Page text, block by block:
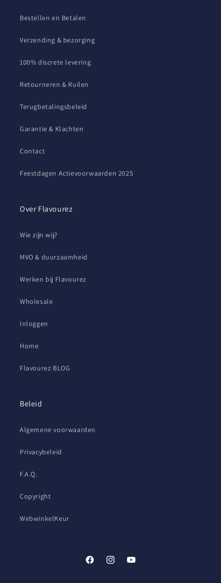
Bestellen en Betalen
Verzending & bezorging
100% discrete levering
Retourneren & Ruilen
Terugbetalingsbeleid
Garantie & Klachten
Contact
Feestdagen Actievoorwaarden 2025
Over Flavourez
Wie zijn wij?
MVO & duurzaamheid
Werken bij Flavourez
Wholesale
Inloggen
Home
Flavourez BLOG
Beleid
Algemene voorwaarden
Privacybeleid
F.A.Q.
Copyright
WebwinkelKeur
FacebookInstagramYouTube